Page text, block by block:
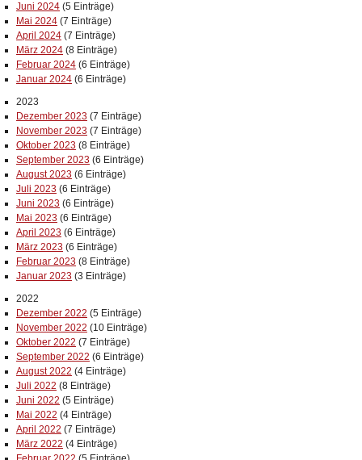
Juni 2024 (5 Einträge)
Mai 2024 (7 Einträge)
April 2024 (7 Einträge)
März 2024 (8 Einträge)
Februar 2024 (6 Einträge)
Januar 2024 (6 Einträge)
2023
Dezember 2023 (7 Einträge)
November 2023 (7 Einträge)
Oktober 2023 (8 Einträge)
September 2023 (6 Einträge)
August 2023 (6 Einträge)
Juli 2023 (6 Einträge)
Juni 2023 (6 Einträge)
Mai 2023 (6 Einträge)
April 2023 (6 Einträge)
März 2023 (6 Einträge)
Februar 2023 (8 Einträge)
Januar 2023 (3 Einträge)
2022
Dezember 2022 (5 Einträge)
November 2022 (10 Einträge)
Oktober 2022 (7 Einträge)
September 2022 (6 Einträge)
August 2022 (4 Einträge)
Juli 2022 (8 Einträge)
Juni 2022 (5 Einträge)
Mai 2022 (4 Einträge)
April 2022 (7 Einträge)
März 2022 (4 Einträge)